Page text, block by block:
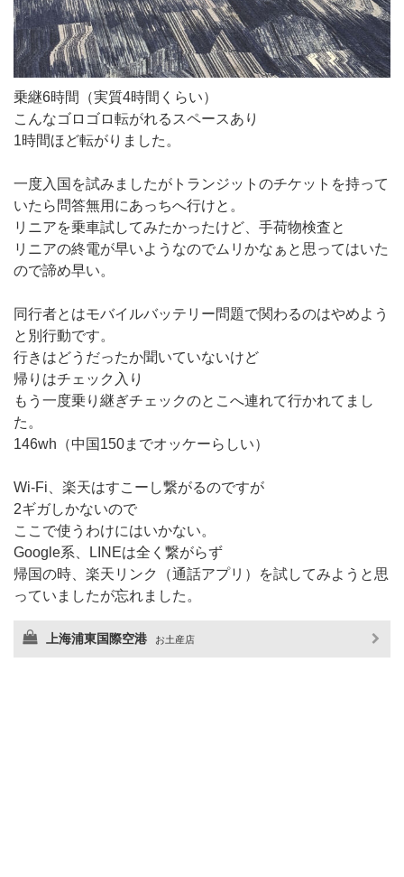
乗継6時間（実質4時間くらい）
こんなゴロゴロ転がれるスペースあり
1時間ほど転がりました。
一度入国を試みましたがトランジットのチケットを持って
いたら問答無用にあっちへ行けと。
リニアを乗車試してみたかったけど、手荷物検査と
リニアの終電が早いようなのでムリかなぁと思ってはいた
ので諦め早い。
同行者とはモバイルバッテリー問題で関わるのはやめよう
と別行動です。
行きはどうだったか聞いていないけど
帰りはチェック入り
もう一度乗り継ぎチェックのとこへ連れて行かれてまし
た。
146wh（中国150までオッケーらしい）
Wi-Fi、楽天はすこーし繋がるのですが
2ギガしかないので
ここで使うわけにはいかない。
Google系、LINEは全く繋がらず
帰国の時、楽天リンク（通話アプリ）を試してみようと思
っていましたが忘れました。
上海浦東国際空港 お土産店